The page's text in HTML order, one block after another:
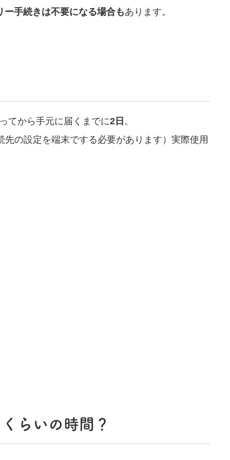
ー手続きは不要になる場合もあります。
てから手元に届くまでに2日 。
の設定を端末でする必要があります）実際使用
らいの時間？